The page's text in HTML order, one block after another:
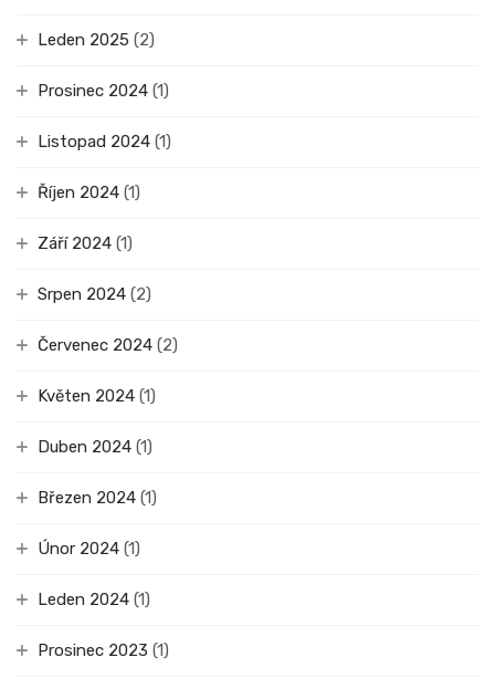
Leden 2025 (2)
Prosinec 2024 (1)
Listopad 2024 (1)
Říjen 2024 (1)
Září 2024 (1)
Srpen 2024 (2)
Červenec 2024 (2)
Květen 2024 (1)
Duben 2024 (1)
Březen 2024 (1)
Únor 2024 (1)
Leden 2024 (1)
Prosinec 2023 (1)